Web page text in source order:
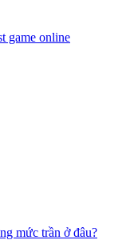
game online
mức trần ở đâu?